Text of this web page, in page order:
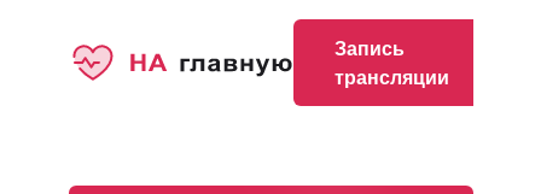
Запись
трансляции